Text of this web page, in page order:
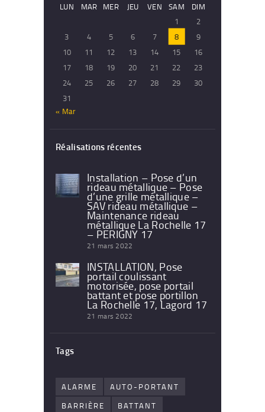
LUN
MAR MER JEU VEN SAM
DIM
1
2
3
4 5 6 7 8
9
10
11 12 13 14 15
16
17
18 19 20 21 22
23
24
25 26 27 28 29
30
31
« Mar
Réalisations récentes
Installation – Pose d’un
rideau métallique – Pose
d’une grille métallique –
SAV rideau métallique –
Maintenance rideau
métallique La Rochelle 17
– PERIGNY 17
21 mars 2022
INSTALLATION, Pose
portail coulissant
motorisée, pose portail
battant et pose portillon
La Rochelle 17, Lagord 17
21 mars 2022
Tags
ALARME
AUTO-PORTANT
BARRIÈRE
BATTANT